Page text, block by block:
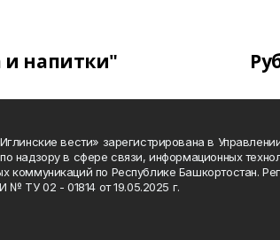
и напитки"
вести» зарегистрирована в
надзору в сфере связи, информационных
коммуникаций по Республике Башкортостан.
№ ТУ 02 - 01814 от 19.05.2025 г.